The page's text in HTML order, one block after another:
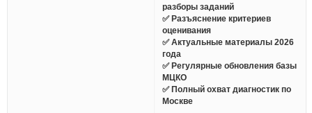
разборы заданий
✅ Разъяснение критериев
оценивания
✅ Актуальные материалы 2026
года
✅ Регулярные обновления базы
МЦКО
✅ Полный охват диагностик по
Москве